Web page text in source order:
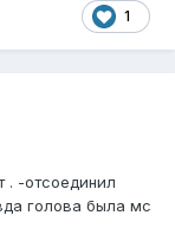
1
. -отсоединил
голова была мс